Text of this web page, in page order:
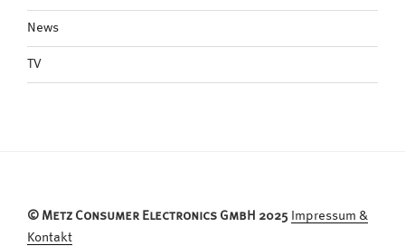
News
TV
© Metz Consumer Electronics GmbH 2025 Impressum &
Kontakt